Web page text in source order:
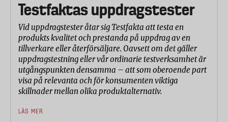
Testfaktas uppdragstester
Vid uppdragstester åtar sig Testfakta att testa en
produkts kvalitet och prestanda på uppdrag av en
tillverkare eller återförsäljare. Oavsett om det gäller
uppdragstestning eller vår ordinarie testverksamhet är
utgångspunkten densamma – att som oberoende part
visa på relevanta och för konsumenten viktiga
skillnader mellan olika produktalternativ.
LÄS MER